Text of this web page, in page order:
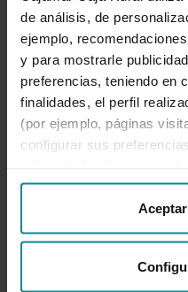
de análisis, de
ejemplo,
y para mostrarle
preferencias, teniendo en
finalidades, el perfil
(por ejemplo, páginas
configurar sus
“Detalles”. También
como cambiar el
desde nuestraPolítica de
Fes-te client
Ruralen
contractant
Fes-te
Informació